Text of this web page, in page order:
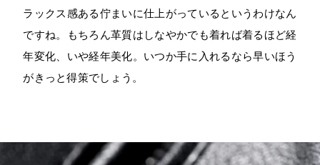
ラックス感ある佇まいに仕上がっているというわけなん
ですね。もちろん革質はしなやかでも着れば着るほど経
年変化、いや経年美化。いつか手に入れるなら早いほう
がきっと得策でしょう。